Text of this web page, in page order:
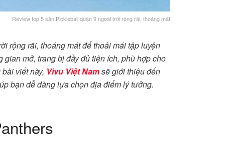
Review top 5 sân Pickleball quận 9 ngoài trời rộng rãi, thoáng mát
rộng rãi, thoáng mát để thoải mái tập luyện
mở, trang bị đầy đủ tiện ích, phù hợp cho
viết này, Vivu Việt Namsẽ giới thiệu đến
bạn dễ dàng lựa chọn địa điểm lý tưởng.